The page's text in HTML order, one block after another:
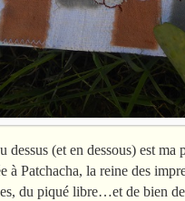
dessus (et en dessous) est ma
à Patchacha, la reine des
du piqué libre…et de bien